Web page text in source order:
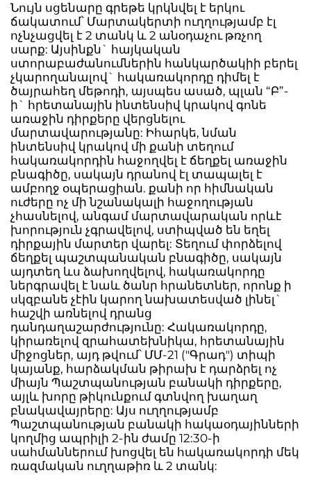
Նույն սցենարը գրեթե կրկնվել է երկու
ճակատում՝ Մարտակերտի ուղղությամբ էլ
ոչնչացվել է 2 տանկ և 2 անօդաչու թռչող
սարք: Այսինքն` հայկական
ստորաբաժանումներին հանկարծակիի բերել
չկարողանալով` հակառակորդը դիմել է
ծայրահեղ մեթոդի, այսպես ասած, պլան “Բ”-
ի` հրետանային ինտենսիվ կրակով գոնե
առաջին դիրքերը վերցնելու
մարտավարությանը: Իհարկե, նման
ինտենսիվ կրակով մի քանի տեղում
հակառակորդին հաջողվել է ճեղքել առաջին
բնագիծը, սակայն դրանով էլ տապալել է
ամբողջ օպերացիան. քանի որ հիմնական
ուժերը ոչ մի նշանակալի հաջողության
չհասնելով, անգամ մարտավարական որևէ
խորություն չգրավելով, ստիպված են եղել
դիրքային մարտեր վարել: Տեղում փորձելով
ճեղքել պաշտպանական բնագիծը, սակայն
այդտեղ ևս ձախողվելով, հակառակորդը
ներգրավել է նաև ծանր հրանետներ, որոնք ի
սկզբանե չէին կարող նախատեսված լինել`
հաշվի առնելով դրանց
դանդաղաշարժությունը: Հակառակորդը,
կիրառելով զրահատեխնիկա, հրետանային
միջոցներ, այդ թվում՝ ՄՄ-21 ("Գրադ") տիպի
կայանք, հարձակման թիրախ է դարձրել ոչ
միայն Պաշտպանության բանակի դիրքերը,
այլև խորը թիկունքում գտնվող խաղաղ
բնակավայրերը: Այս ուղղությամբ
Պաշտպանության բանակի հակաօդայինների
կողմից ապրիլի 2-ին ժամը 12:30-ի
սահմաններում խոցվել են հակառակորդի մեկ
ռազմական ուղղաթիռ և 2 տանկ: